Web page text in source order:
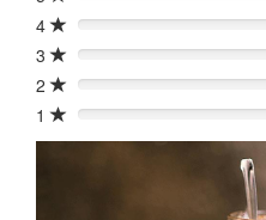
4
0%
3
0%
2
0%
1
0%